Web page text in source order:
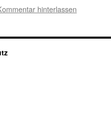
hinterlassen